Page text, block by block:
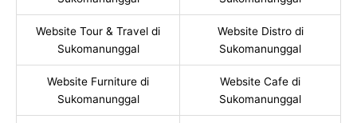
Website Tour & Travel di
Sukomanunggal
Website Distro di
Sukomanunggal
Website Furniture di
Sukomanunggal
Website Cafe di
Sukomanunggal